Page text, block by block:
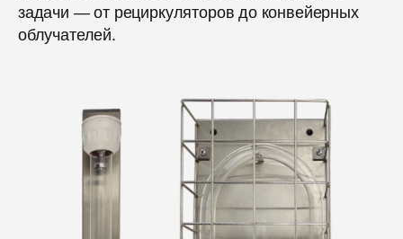
задачи — от рециркуляторов до конвейерных
облучателей.